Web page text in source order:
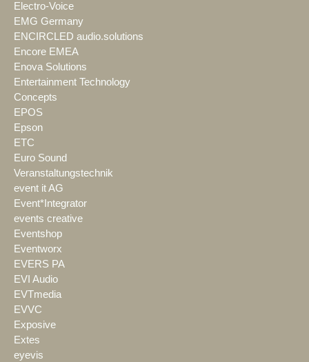
Electro-Voice
EMG Germany
ENCIRCLED audio.solutions
Encore EMEA
Enova Solutions
Entertainment Technology
Concepts
EPOS
Epson
ETC
Euro Sound
Veranstaltungstechnik
event it AG
Event*Integrator
events creative
Eventshop
Eventworx
EVERS PA
EVI Audio
EVTmedia
EVVC
Exposive
Extes
eyevis